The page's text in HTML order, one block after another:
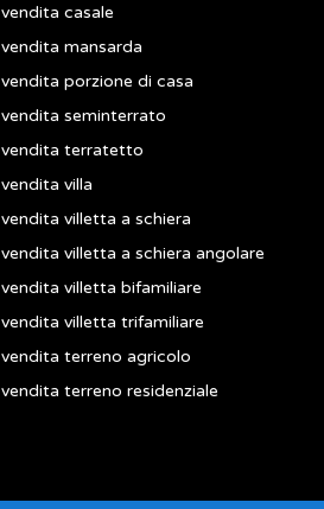
vendita casale
vendita mansarda
vendita porzione di casa
vendita seminterrato
vendita terratetto
vendita villa
vendita villetta a schiera
vendita villetta a schiera angolare
vendita villetta bifamiliare
vendita villetta trifamiliare
vendita terreno agricolo
vendita terreno residenziale